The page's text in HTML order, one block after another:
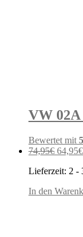
VW 02A
Bewertet mit
74,95€
war:
64,95€
Lieferzeit: 2 -
In den